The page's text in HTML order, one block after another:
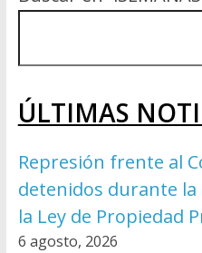
ÚLTIMAS
Represión frente al
detenidos durante
la Ley de Propiedad
6 agosto, 2026